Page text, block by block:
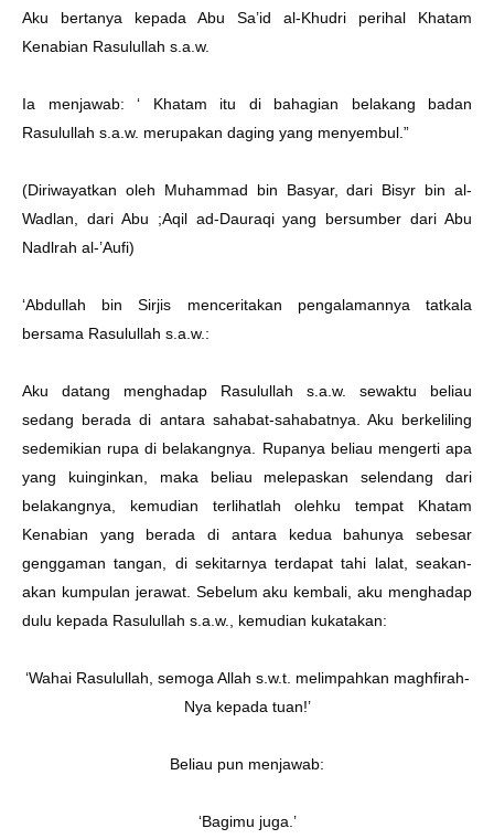
Aku bertanya kepada Abu Sa’id al-Khudri perihal Khatam
Kenabian Rasulullah s.a.w.
Ia menjawab: ‘ Khatam itu di bahagian belakang badan
Rasulullah s.a.w. merupakan daging yang menyembul.”
(Diriwayatkan oleh Muhammad bin Basyar, dari Bisyr bin al-
Wadlan, dari Abu ;Aqil ad-Dauraqi yang bersumber dari Abu
Nadlrah al-’Aufi)
‘Abdullah bin Sirjis menceritakan pengalamannya tatkala
bersama Rasulullah s.a.w.:
Aku datang menghadap Rasulullah s.a.w. sewaktu beliau
sedang berada di antara sahabat-sahabatnya. Aku berkeliling
sedemikian rupa di belakangnya. Rupanya beliau mengerti apa
yang kuinginkan, maka beliau melepaskan selendang dari
belakangnya, kemudian terlihatlah olehku tempat Khatam
Kenabian yang berada di antara kedua bahunya sebesar
genggaman tangan, di sekitarnya terdapat tahi lalat, seakan-
akan kumpulan jerawat. Sebelum aku kembali, aku menghadap
dulu kepada Rasulullah s.a.w., kemudian kukatakan:
‘Wahai Rasulullah, semoga Allah s.w.t. melimpahkan maghfirah-
Nya kepada tuan!’
Beliau pun menjawab:
‘Bagimu juga.’